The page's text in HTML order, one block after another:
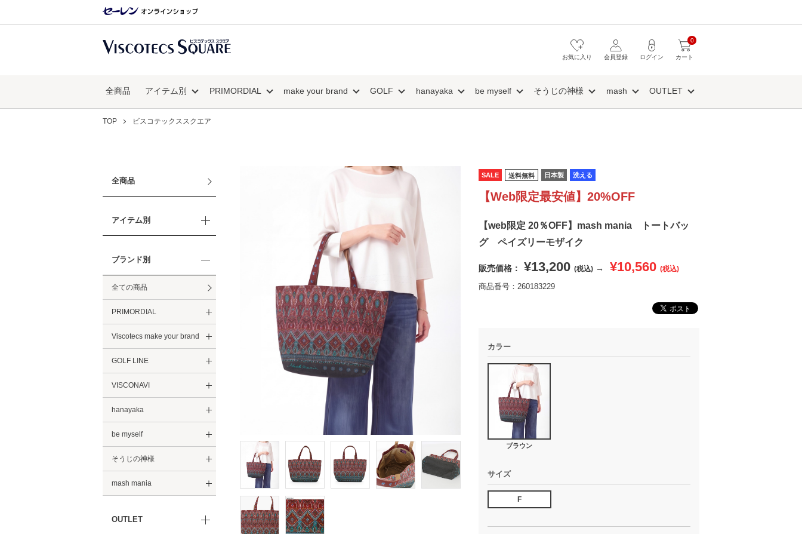
カート
0
ログイン
会員登録
お気に入り
全商品 アイテム別 PRIMORDIAL make your brand GOLF hanayaka be myself そうじの神様 mash OUTLET
TOP ビスコテックススクエア
全商品
アイテム別
ブランド別
全ての商品
PRIMORDIAL
Viscotecs make your brand
GOLF LINE
VISCONAVI
hanayaka
be myself
そうじの神様
mash mania
OUTLET
SALE 送料無料 日本製 洗える
【Web限定最安値】20%OFF
【web限定 20％OFF】mash mania トートバッ
グ ペイズリーモザイク
販売価格： ¥13,200 (税込) → ¥10,560 (税込)
商品番号：260183229
カラー
ブラウン
サイズ
F